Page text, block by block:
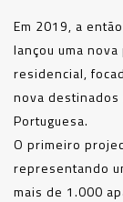
Em 2019, a então
lançou uma
residencial,
nova destinados
Portuguesa.
O primeiro
representando
mais de 1.000